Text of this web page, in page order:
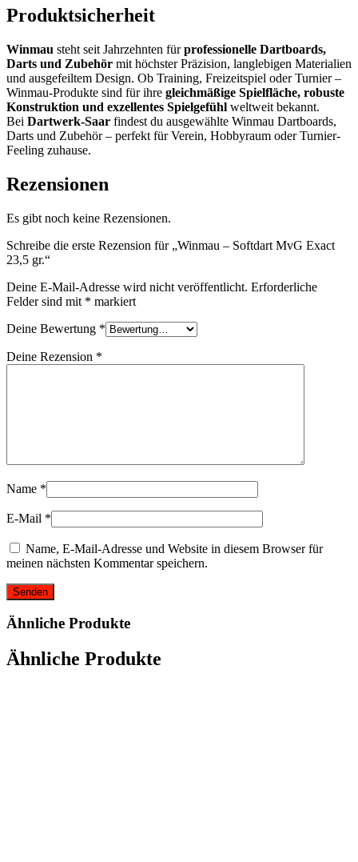
Produktsicherheit
Winmau steht seit Jahrzehnten fürprofessionelle Dartboards,
Darts und Zubehör mit höchster Präzision, langlebigen Materialien
und ausgefeiltem Design. Ob Training, Freizeitspiel oder Turnier –
Winmau-Produkte sind für ihre gleichmäßige Spielfläche, robuste
Konstruktion und exzellentes Spielgefühl weltweit bekannt.
Bei Dartwerk-Saar findest du ausgewählte Winmau Dartboards,
Darts und Zubehör – perfekt für Verein, Hobbyraum oder Turnier-
Feeling zuhause.
Rezensionen
Es gibt noch keine Rezensionen.
Schreibe die erste Rezension für „Winmau – Softdart MvG Exact
23,5 gr.“
Deine E-Mail-Adresse wird nicht veröffentlicht. Erforderliche
Felder sind mit * markiert
Deine Bewertung *
Deine Rezension *
Name *
E-Mail *
Name, E-Mail-Adresse und Website in diesem Browser für
meinen nächsten Kommentar speichern.
Ähnliche Produkte
Ähnliche Produkte